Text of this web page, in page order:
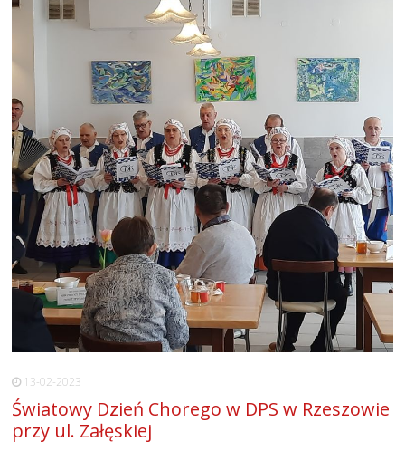
13-02-2023
Światowy Dzień Chorego w DPS w Rzeszowie
przy ul. Załęskiej